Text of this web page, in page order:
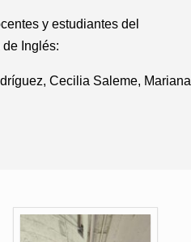
y estudiantes del
Inglés:
Cecilia Saleme, Mariana